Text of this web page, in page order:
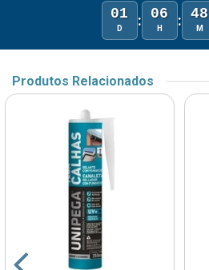
01
D : 06
H : 48
M
Produtos Relacionados